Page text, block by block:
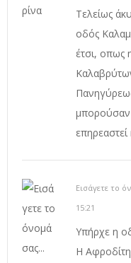
Τελείως
οδός
έτσι, οπως
μπορούσαν
Εισάγετε το
15:21
Υπήρχε η
Η